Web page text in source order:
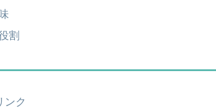
割
ンク